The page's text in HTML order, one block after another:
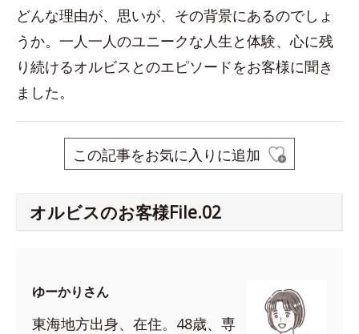
どんな理由が、思いが、その背景にあるのでしょ
うか。一人一人のユニークな人生と体験、心に残
り続けるオルビスとのエピソードをお客様に聞き
ました。
この記事をお気に入りに追加
オルビスのお客様File.02
ゆーかりさん
東海地方出身、在住。48歳、専